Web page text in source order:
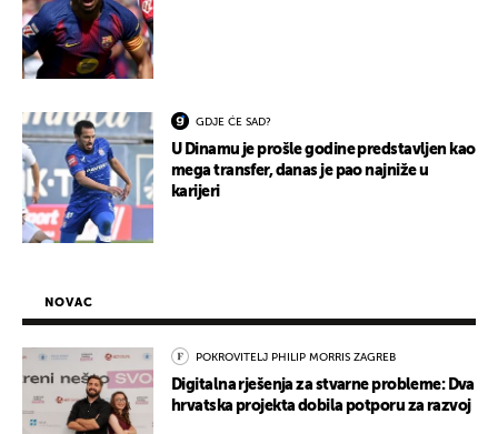
GDJE ĆE SAD?
U Dinamu je prošle godine predstavljen kao
mega transfer, danas je pao najniže u
karijeri
NOVAC
POKROVITELJ PHILIP MORRIS ZAGREB
Digitalna rješenja za stvarne probleme: Dva
hrvatska projekta dobila potporu za razvoj